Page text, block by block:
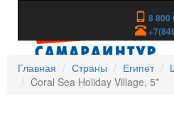
8 800
Главная
Страны Египет
Coral Sea Holiday Village, 5*